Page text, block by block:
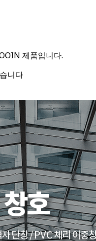
제품입니다.
니다